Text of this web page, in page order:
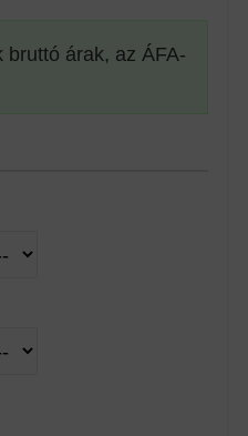
bruttó árak, az ÁFA-